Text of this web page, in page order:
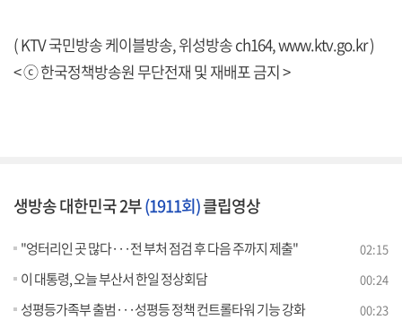
( KTV 국민방송 케이블방송, 위성방송 ch164,www.ktv.go.kr)
< ⓒ 한국정책방송원 무단전재 및 재배포 금지 >
생방송 대한민국 2부(1911회)클립영상
"엉터리인 곳 많다···전 부처 점검 후 다음 주까지 제출" 02:15
이 대통령, 오늘 부산서 한일 정상회담 00:24
성평등가족부 출범···성평등 정책 컨트롤타워 기능 강화 00:23